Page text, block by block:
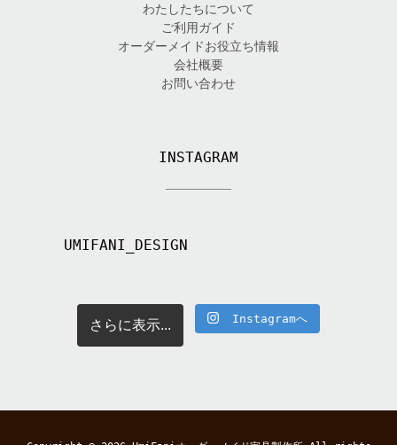
わたしたちについて
ご利用ガイド
オーダーメイドお役立ち情報
会社概要
お問い合わせ
INSTAGRAM
UMIFANI_DESIGN
さらに表示... Instagramへ